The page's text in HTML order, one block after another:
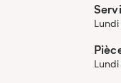
Lundi
Lundi